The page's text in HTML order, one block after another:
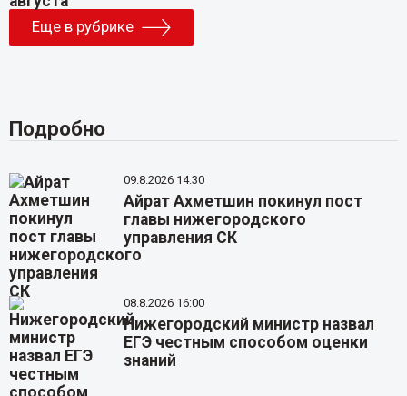
Еще в рубрике
Подробно
09.8.2026 14:30
Айрат Ахметшин покинул пост
главы нижегородского
управления СК
08.8.2026 16:00
Нижегородский министр назвал
ЕГЭ честным способом оценки
знаний